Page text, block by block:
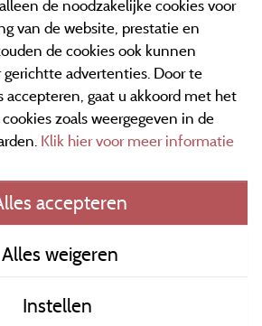
General terms of use
Contact gegevens
verkoopvoorwaarden
de noodzakelijke cookies voor
van de website, prestatie en
de cookies ook kunnen
gerichtte advertenties. Door te
accepteren, gaat u akkoord met het
zoals weergegeven in de
Klik hier voor meer informatie
accepteren
Alles weigeren
Instellen